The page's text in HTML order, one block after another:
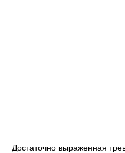
Достаточно выраженная